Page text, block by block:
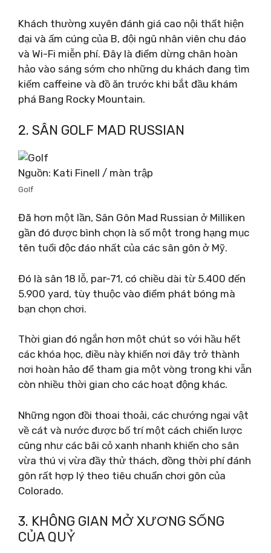
Khách thường xuyên đánh giá cao nội thất hiện
đại và ấm cúng của B, đội ngũ nhân viên chu đáo
và Wi-Fi miễn phí. Đây là điểm dừng chân hoàn
hảo vào sáng sớm cho những du khách đang tìm
kiếm caffeine và đồ ăn trước khi bắt đầu khám
phá Bang Rocky Mountain.
2. SÂN GOLF MAD RUSSIAN
Nguồn: Kati Finell / màn trập
Golf
Đã hơn một lần, Sân Gôn Mad Russian ở Milliken
gần đó được bình chọn là số một trong hạng mục
tên tuổi độc đáo nhất của các sân gôn ở Mỹ.
Đó là sân 18 lỗ, par-71, có chiều dài từ 5.400 đến
5.900 yard, tùy thuộc vào điểm phát bóng mà
bạn chọn chơi.
Thời gian đó ngắn hơn một chút so với hầu hết
các khóa học, điều này khiến nơi đây trở thành
nơi hoàn hảo để tham gia một vòng trong khi vẫn
còn nhiều thời gian cho các hoạt động khác.
Những ngọn đồi thoai thoải, các chướng ngại vật
về cát và nước được bố trí một cách chiến lược
cũng như các bãi cỏ xanh nhanh khiến cho sân
vừa thú vị vừa đầy thử thách, đồng thời phí đánh
gôn rất hợp lý theo tiêu chuẩn chơi gôn của
Colorado.
3. KHÔNG GIAN MỞ XƯƠNG SỐNG
CỦA QUỶ